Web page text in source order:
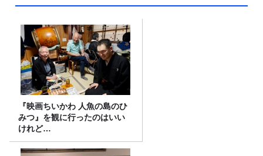
『映画ちいかわ 人魚の島のひ
みつ』を観に行ったのはいい
けれど…